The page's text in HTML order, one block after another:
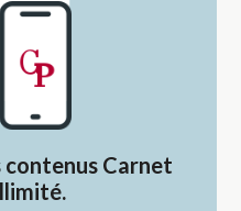
contenus Carnet